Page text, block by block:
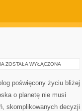
TECHNOLOGIE
ZOSTAŁA WYŁĄCZONA
poświęcony życiu bliżej
o planetę nie musi
skomplikowanych decyzji